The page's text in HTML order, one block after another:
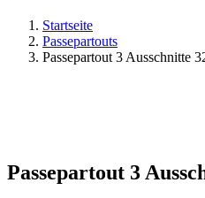
Startseite
Passepartouts
Passepartout 3 Ausschnitte
Passepartout 3